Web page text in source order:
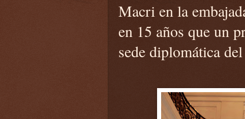
Macri en la
en 15 años que un
sede diplomática